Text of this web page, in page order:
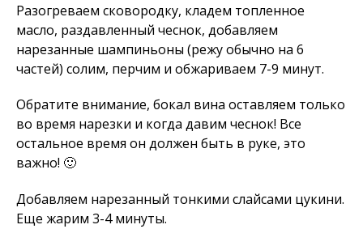
Разогреваем сковородку, кладем топленное
масло, раздавленный чеснок, добавляем
нарезанные шампиньоны (режу обычно на 6
частей) солим, перчим и обжариваем 7-9 минут.
Обратите внимание, бокал вина оставляем только
во время нарезки и когда давим чеснок! Все
остальное время он должен быть в руке, это
важно! 🙂
Добавляем нарезанный тонкими слайсами цукини.
Еще жарим 3-4 минуты.